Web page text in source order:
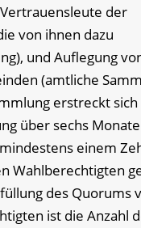
der
von ihnen dazu
und Auflegung
(amtliche
erstreckt
über sechs
einem
Wahlberechtigten
des Quorums
ist die Anzahl